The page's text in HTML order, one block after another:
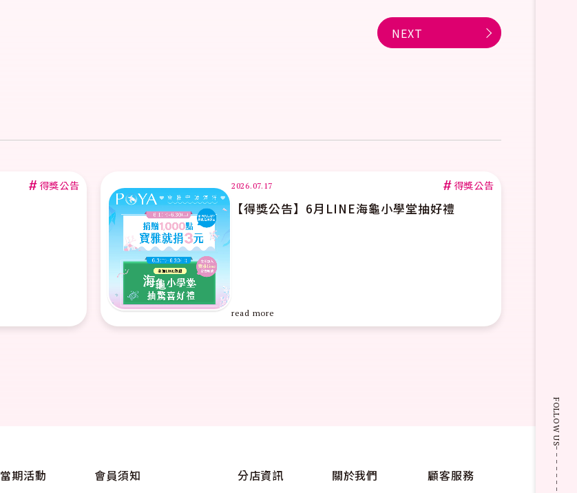
NEXT
# 得獎公告 2026.07.17 # 得獎公告
【得獎公告】6月LINE海龜小學堂抽好禮
read more
當期活動 會員須知 分店資訊 關於我們 顧客服務
FOLLOW US